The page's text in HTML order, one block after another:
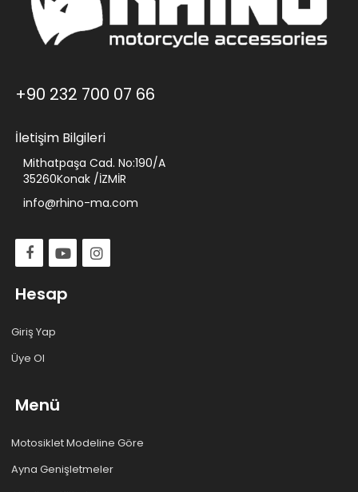
+90 232 700 07 66
İletişim Bilgileri
Mithatpaşa Cad. No:190/A
35260Konak /İZMİR
info@rhino-ma.com
Hesap
Giriş Yap
Üye Ol
Menü
Motosiklet Modeline Göre
Ayna Genişletmeler